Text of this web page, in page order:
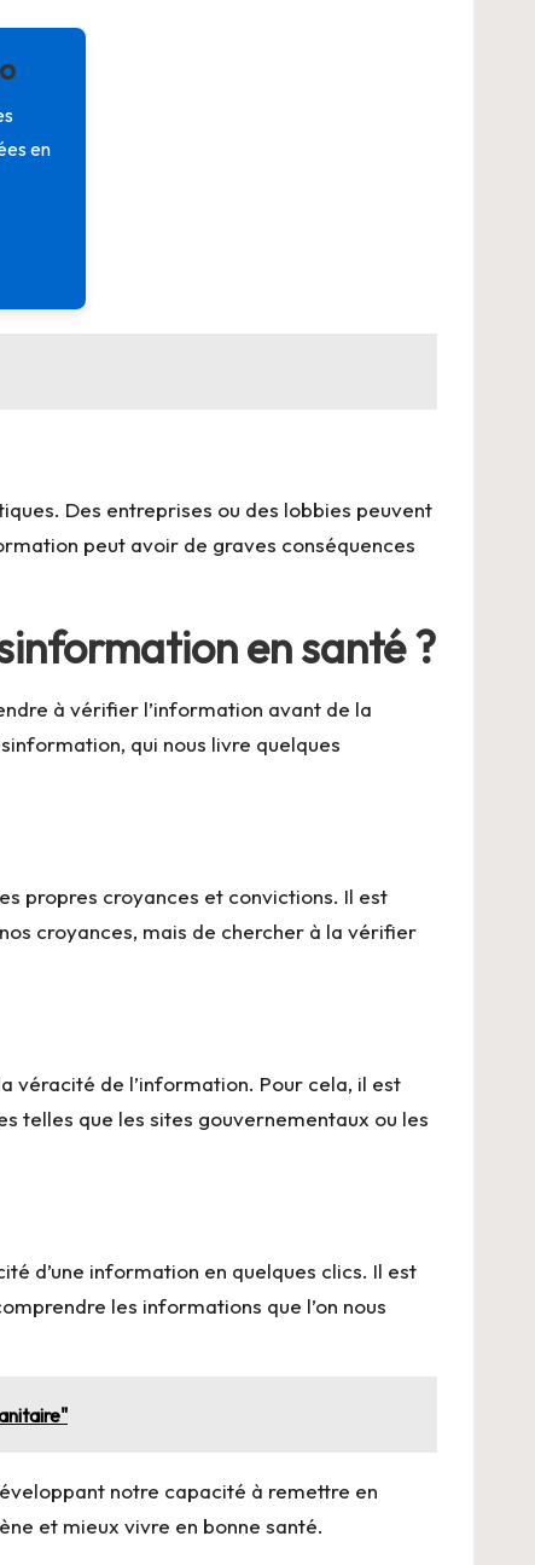
en
Des entreprises ou des lobbies peuvent
peut avoir de graves conséquences
en santé ?
à vérifier l’information avant de la
qui nous livre quelques
propres croyances et convictions. Il est
croyances, mais de chercher à la vérifier
véracité de l’information. Pour cela, il est
telles que les sites gouvernementaux ou les
d’une information en quelques clics. Il est
les informations que l’on nous
notre capacité à remettre en
et mieux vivre en bonne santé.